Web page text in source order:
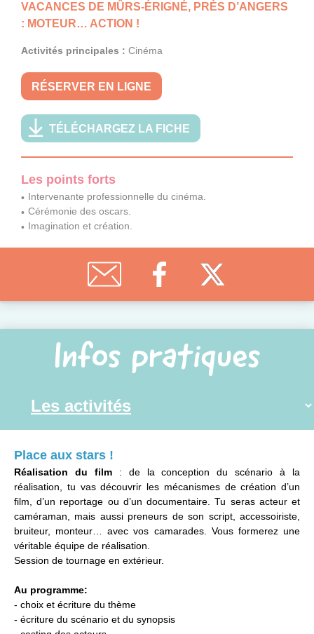
VACANCES DE MÛRS-ÉRIGNÉ, PRÈS D’ANGERS
: MOTEUR… ACTION !
Activités principales : Cinéma
RÉSERVER EN LIGNE
TÉLÉCHARGEZ LA FICHE
Les points forts
Intervenante professionnelle du cinéma.
Cérémonie des oscars.
Imagination et création.
Infos pratiques
Place aux stars !
Réalisation du film : de la conception du scénario à la
réalisation, tu vas découvrir les mécanismes de création d’un
film, d’un reportage ou d’un documentaire. Tu seras acteur et
caméraman, mais aussi preneurs de son script, accessoiriste,
bruiteur, monteur… avec vos camarades. Vous formerez une
véritable équipe de réalisation.
Session de tournage en extérieur.
Au programme:
- choix et écriture du thème
- écriture du scénario et du synopsis